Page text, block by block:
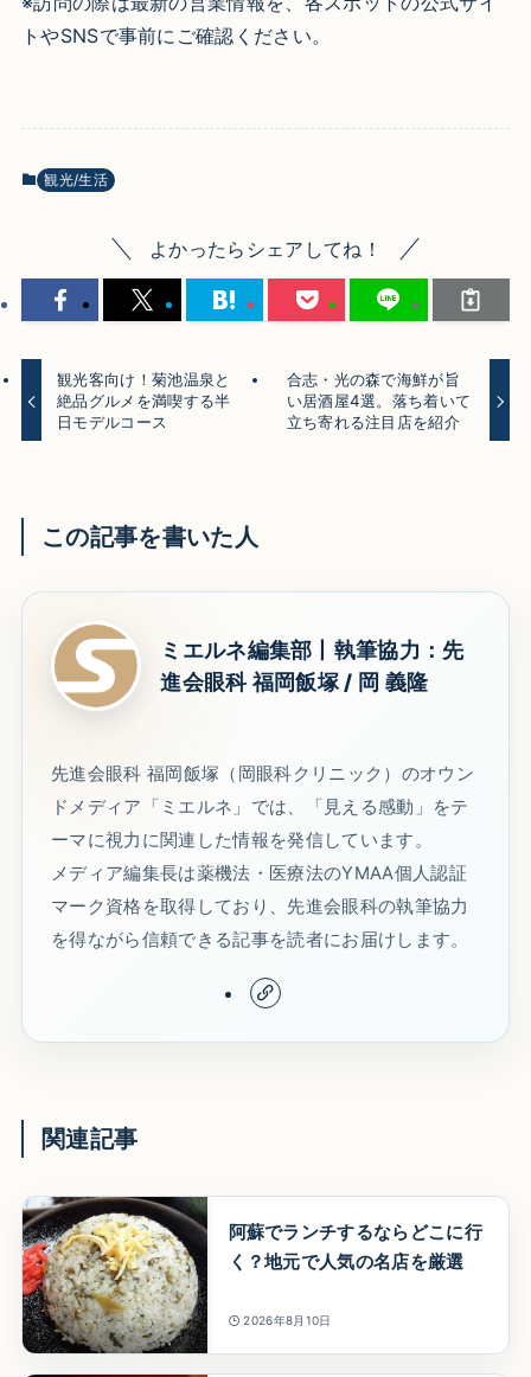
トやSNSで事前にご確認ください。
観光/生活
よかったらシェアしてね！
観光客向け！菊池温泉と
絶品グルメを満喫する半
日モデルコース
合志・光の森で海鮮が旨
い居酒屋4選。落ち着いて
立ち寄れる注目店を紹介
この記事を書いた人
ミエルネ編集部丨執筆協力：先
進会眼科 福岡飯塚 / 岡 義隆
先進会眼科 福岡飯塚（岡眼科クリニック）のオウン
ドメディア「ミエルネ」では、「見える感動」をテ
ーマに視力に関連した情報を発信しています。
メディア編集長は薬機法・医療法のYMAA個人認証
マーク資格を取得しており、先進会眼科の執筆協力
を得ながら信頼できる記事を読者にお届けします。
関連記事
阿蘇でランチするならどこに行
く？地元で人気の名店を厳選
2026年8月10日